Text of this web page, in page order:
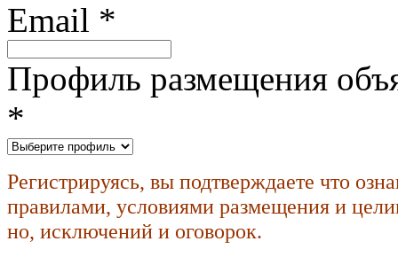
Email *
Профиль размещения
*
Регистрируясь, вы подтверждаете что
правилами, условиями размещения и
но, исключений и оговорок.